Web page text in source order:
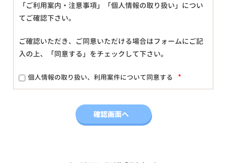
「ご利用案内・注意事項」「個人情報の取り扱い」につい
てご確認下さい。
ご確認いただき、ご同意いただける場合はフォームにご記
入の上、「同意する」をチェックして下さい。
個人情報の取り扱い、利用案件について同意する *